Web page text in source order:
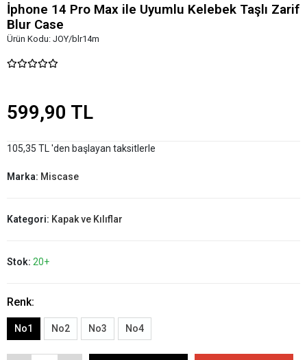
İphone 14 Pro Max ile Uyumlu Kelebek Taşlı Zarif
Blur Case
Ürün Kodu: JOY/blr14m
599,90 TL
105,35 TL 'den başlayan taksitlerle
Marka: Miscase
Kategori: Kapak ve Kılıflar
Stok: 20+
Renk:
No1 No2 No3 No4